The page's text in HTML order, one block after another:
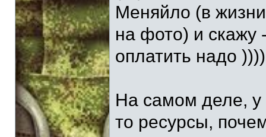
Меняйло (в
на фото) и скажу
оплатить надо ))))
На самом деле, у
то ресурсы,